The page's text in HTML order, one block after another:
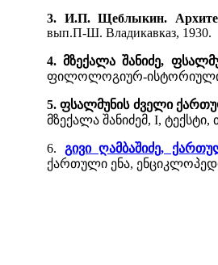
3. И.П. Щеблыкин.
вып.П-Ш. Владикавказ, 1930.
4. მზექალა შანიძე,
ფილოლოგიურ-ისტორიული
5. ფსალმუნის ძველი
მზექალა შანიძემ, I, ტექსტი,
6. გივი ღამბაშიძე,
ქართული ენა,